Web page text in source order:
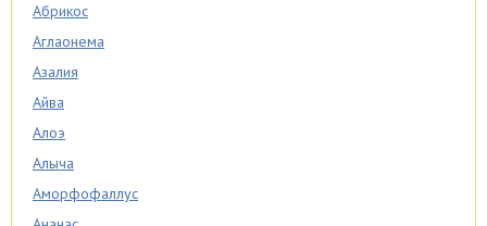
Абрикос
Аглаонема
Азалия
Айва
Алоэ
Алыча
Аморфофаллус